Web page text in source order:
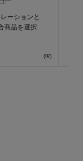
ーションと
商品を選択